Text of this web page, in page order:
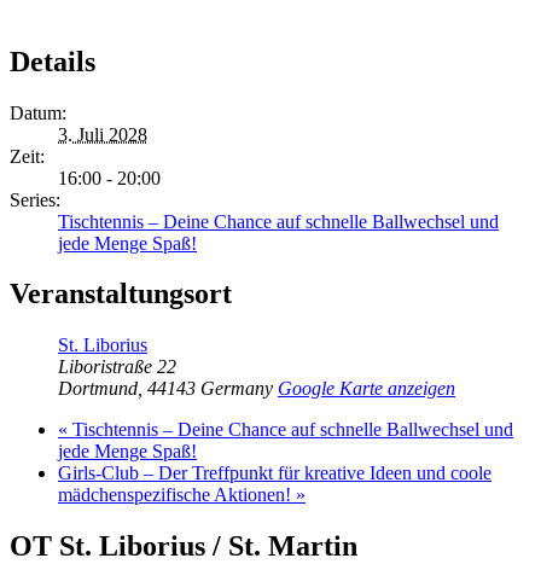
Details
Datum:
3. Juli 2028
Zeit:
16:00 - 20:00
Series:
Tischtennis – Deine Chance auf schnelle Ballwechsel und
jede Menge Spaß!
Veranstaltungsort
St. Liborius
Liboristraße 22
Dortmund 44143 Germany Google Karte anzeigen
« Tischtennis – Deine Chance auf schnelle Ballwechsel und
jede Menge Spaß!
Girls-Club – Der Treffpunkt für kreative Ideen und coole
mädchenspezifische Aktionen! »
OT St. Liborius / St. Martin